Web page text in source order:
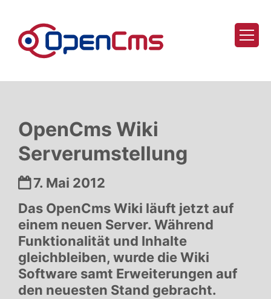
OpenCms Wiki
Serverumstellung
Datum:
7. Mai 2012
Das OpenCms Wiki läuft jetzt auf
einem neuen Server. Während
Funktionalität und Inhalte
gleichbleiben, wurde die Wiki
Software samt Erweiterungen auf
den neuesten Stand gebracht.